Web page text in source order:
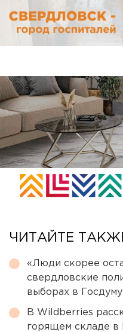
ЧИТАЙТЕ
«Люди скорее
свердловские
выборах в Госдуму
В Wildberries
горящем складе в